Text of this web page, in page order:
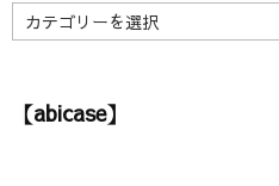
【
カ
リ【abicase】